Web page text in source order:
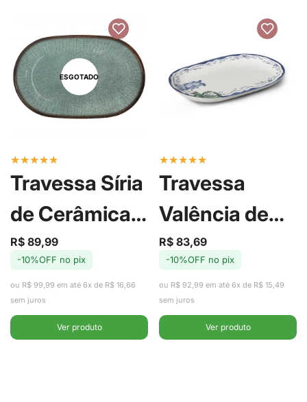
ESGOTADO
★★★★★
Travessa Síria
de Cerâmica
34cm -
Alleanza
Preço
de
R$ 89,99
Preço
regular
-10%OFF no pix
ou R$ 99,99 em até 6x de R$ 16,66
sem juros
Ver produto
★★★★★
Travessa
Valência de
Cerâmica
34cm -
Alleanza
Preço
de
R$ 83,69
Preço
regular
-10%OFF no pix
ou R$ 92,99 em até 6x de R$ 15,49
sem juros
Ver produto